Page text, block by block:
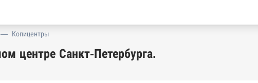
— Копицентры
центре Санкт-Петербурга.